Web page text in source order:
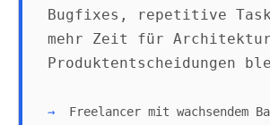
Bugfixes, repetitive
mehr Zeit für
Produktentscheidungen
Freelancer mit wachsendem